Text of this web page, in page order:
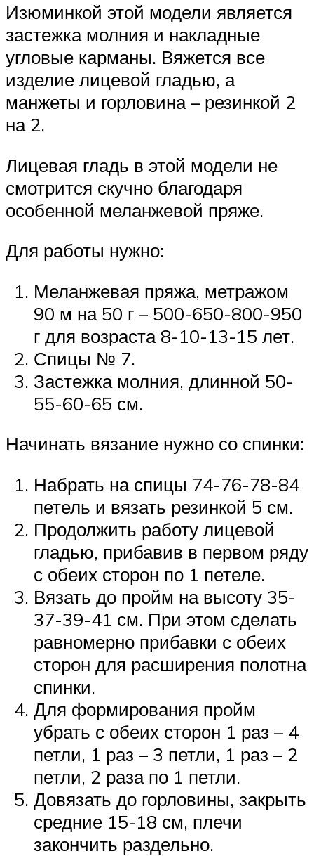
Изюминкой этой модели является
застежка молния и накладные
угловые карманы. Вяжется все
изделие лицевой гладью, а
манжеты и горловина – резинкой 2
на 2.
Лицевая гладь в этой модели не
смотрится скучно благодаря
особенной меланжевой пряже.
Для работы нужно:
Меланжевая пряжа, метражом
90 м на 50 г – 500-650-800-950
г для возраста 8-10-13-15 лет.
Спицы № 7.
Застежка молния, длинной 50-
55-60-65 см.
Начинать вязание нужно со спинки:
Набрать на спицы 74-76-78-84
петель и вязать резинкой 5 см.
Продолжить работу лицевой
гладью, прибавив в первом ряду
с обеих сторон по 1 петеле.
Вязать до пройм на высоту 35-
37-39-41 см. При этом сделать
равномерно прибавки с обеих
сторон для расширения полотна
спинки.
Для формирования пройм
убрать с обеих сторон 1 раз – 4
петли, 1 раз – 3 петли, 1 раз – 2
петли, 2 раза по 1 петли.
Довязать до горловины, закрыть
средние 15-18 см, плечи
закончить раздельно.